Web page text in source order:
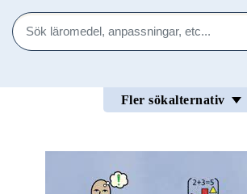
Sök
Fler sökalternativ